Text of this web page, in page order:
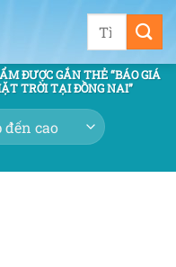
Tìm
ĐƯỢC GẮN THẺ “BÁO GIÁ
TRỜI TẠI ĐỒNG NAI”